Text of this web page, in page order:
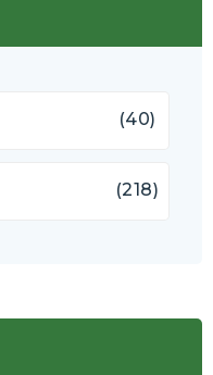
(40)
(218)